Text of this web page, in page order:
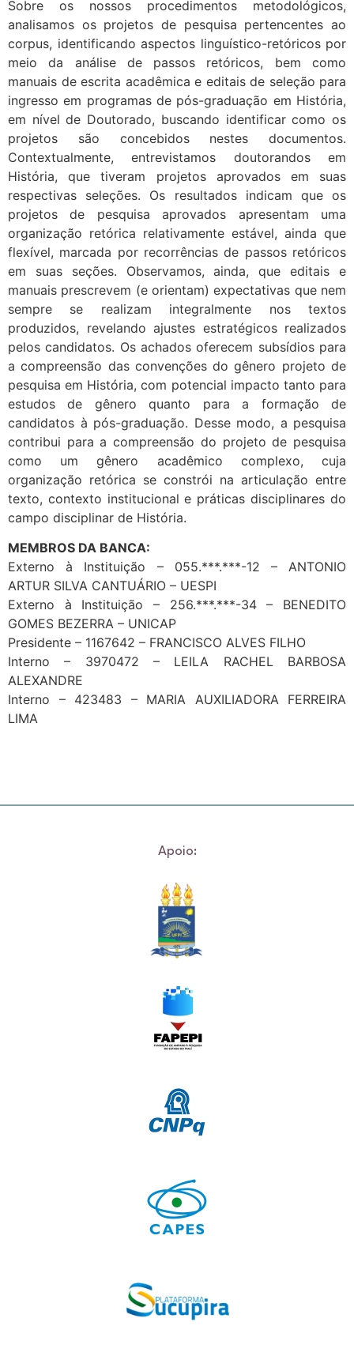
Sobre os nossos procedimentos metodológicos,
analisamos os projetos de pesquisa pertencentes ao
corpus, identificando aspectos linguístico-retóricos por
meio da análise de passos retóricos, bem como
manuais de escrita acadêmica e editais de seleção para
ingresso em programas de pós-graduação em História,
em nível de Doutorado, buscando identificar como os
projetos são concebidos nestes documentos.
Contextualmente, entrevistamos doutorandos em
História, que tiveram projetos aprovados em suas
respectivas seleções. Os resultados indicam que os
projetos de pesquisa aprovados apresentam uma
organização retórica relativamente estável, ainda que
flexível, marcada por recorrências de passos retóricos
em suas seções. Observamos, ainda, que editais e
manuais prescrevem (e orientam) expectativas que nem
sempre se realizam integralmente nos textos
produzidos, revelando ajustes estratégicos realizados
pelos candidatos. Os achados oferecem subsídios para
a compreensão das convenções do gênero projeto de
pesquisa em História, com potencial impacto tanto para
estudos de gênero quanto para a formação de
candidatos à pós-graduação. Desse modo, a pesquisa
contribui para a compreensão do projeto de pesquisa
como um gênero acadêmico complexo, cuja
organização retórica se constrói na articulação entre
texto, contexto institucional e práticas disciplinares do
campo disciplinar de História.
MEMBROS DA BANCA:
Externo à Instituição – 055.***.***-12 – ANTONIO
ARTUR SILVA CANTUÁRIO – UESPI
Externo à Instituição – 256.***.***-34 – BENEDITO
GOMES BEZERRA – UNICAP
Presidente – 1167642 – FRANCISCO ALVES FILHO
Interno – 3970472 – LEILA RACHEL BARBOSA
ALEXANDRE
Interno – 423483 – MARIA AUXILIADORA FERREIRA
LIMA
Apoio: